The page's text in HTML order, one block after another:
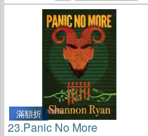
滿額折
23.Panic No More